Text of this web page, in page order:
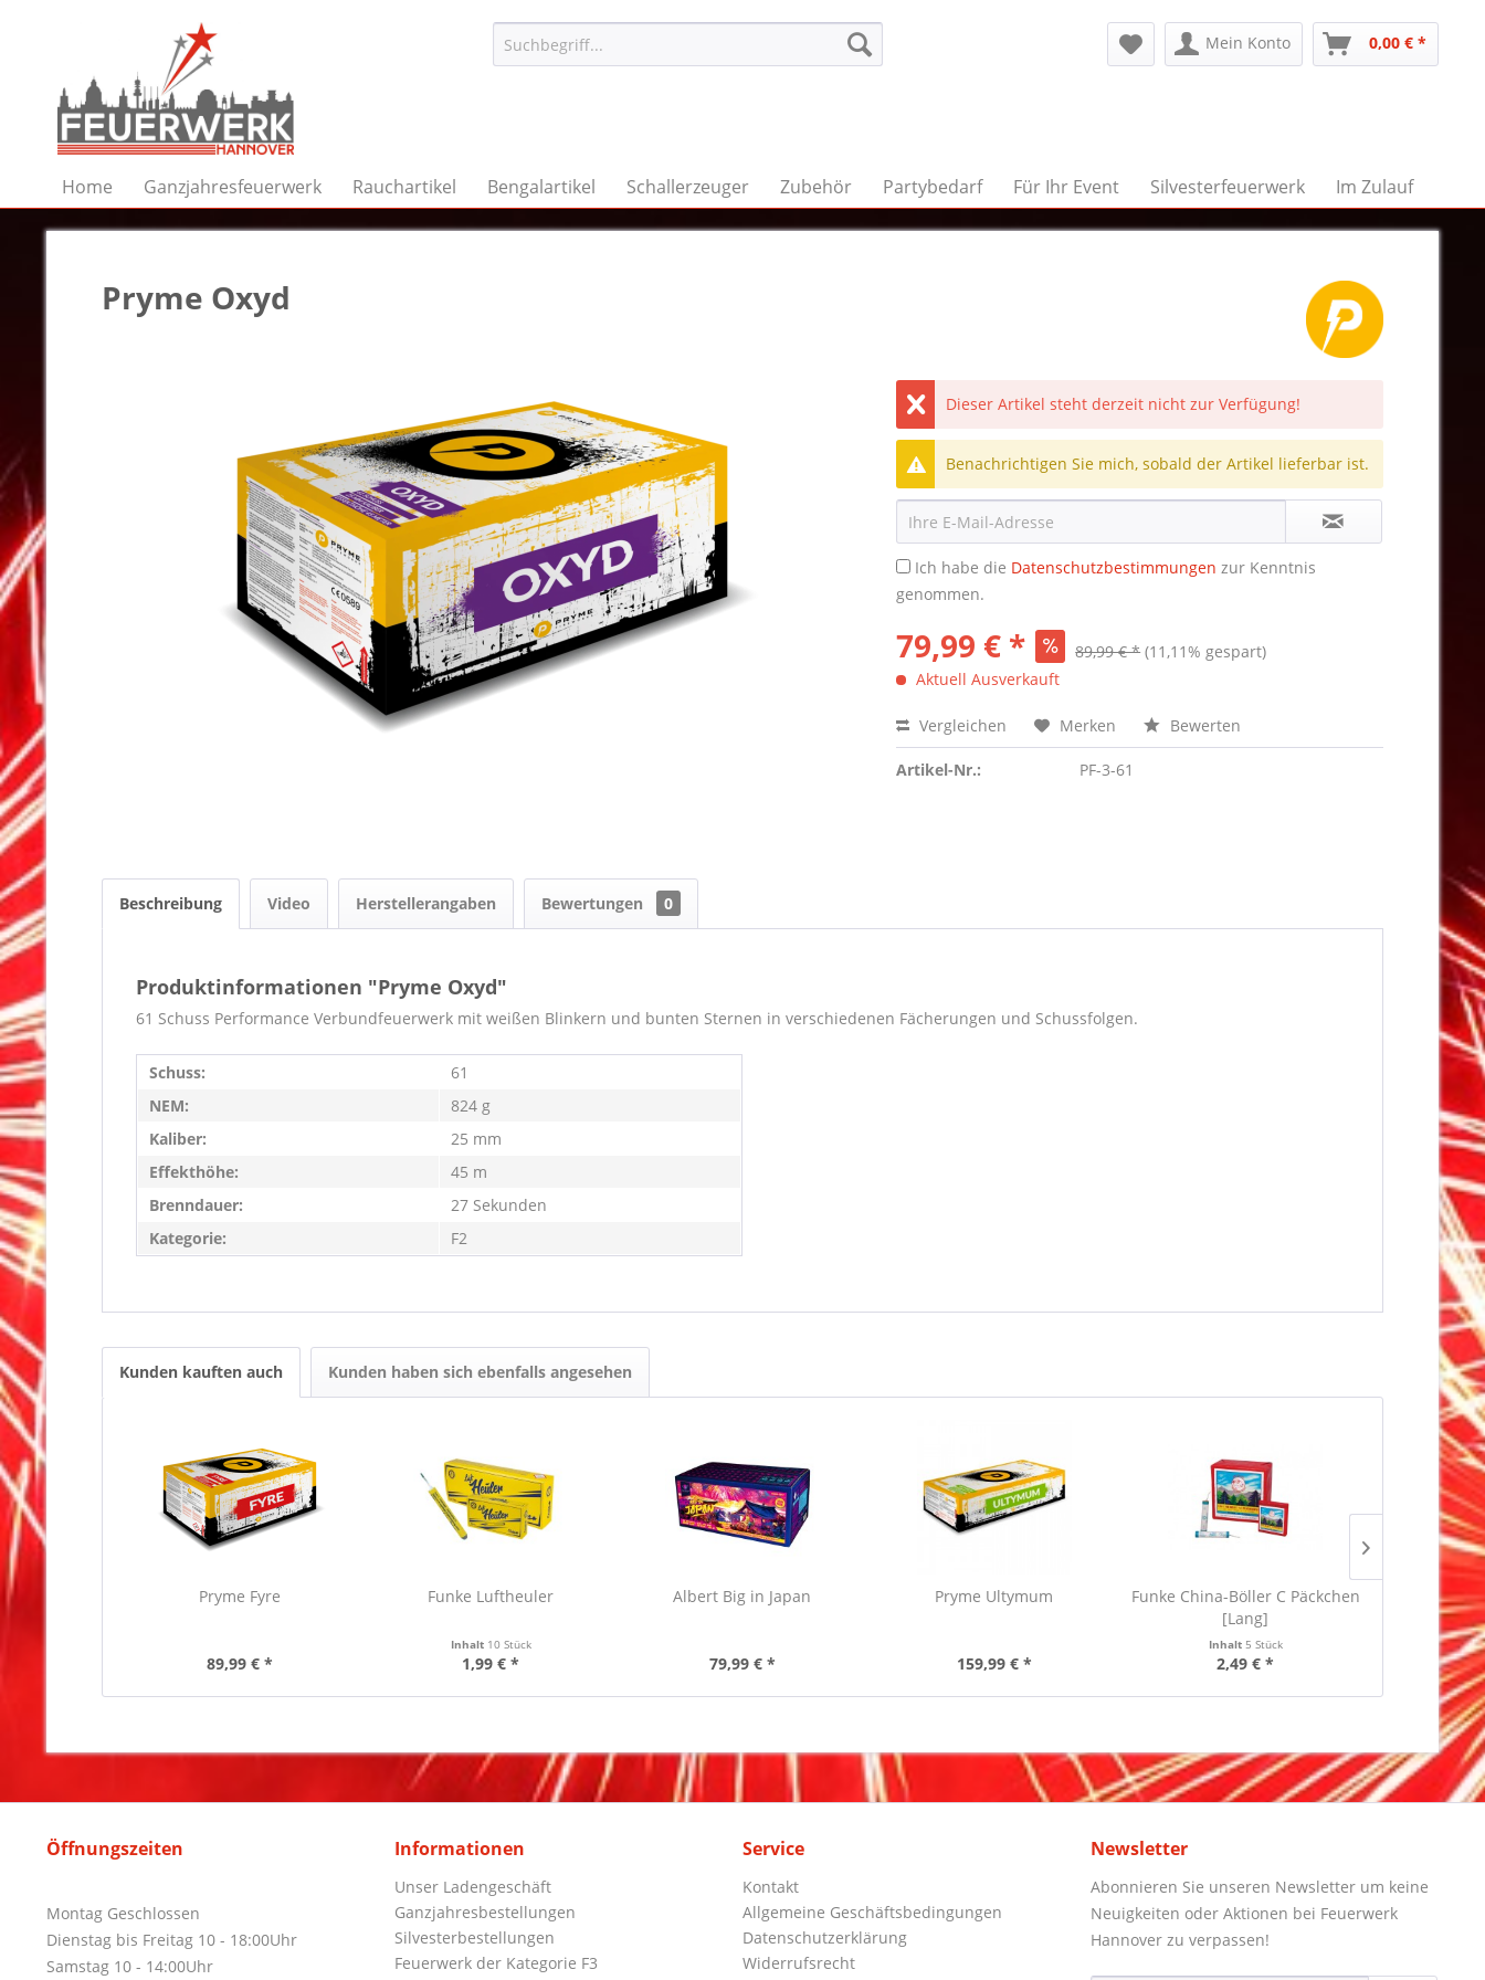
Mein Konto 0,00 € *
Home Ganzjahresfeuerwerk Rauchartikel Bengalartikel Schallerzeuger Zubehör Partybedarf Für Ihr Event Silvesterfeuerwerk Im Zulauf
Pryme Oxyd
Dieser Artikel steht derzeit nicht zur Verfügung!
Benachrichtigen Sie mich, sobald der Artikel lieferbar ist.
Ich habe die Datenschutzbestimmungen zur Kenntnis
genommen.
79,99 € * 89,99 € * (11,11% gespart)
Aktuell Ausverkauft
Vergleichen Merken Bewerten
Artikel-Nr.: PF-3-61
Beschreibung Video Herstellerangaben Bewertungen 0
Produktinformationen "Pryme Oxyd"
61 Schuss Performance Verbundfeuerwerk mit weißen Blinkern und bunten Sternen in verschiedenen Fächerungen und Schussfolgen.
Schuss:
61
NEM:
824 g
Kaliber:
25 mm
Effekthöhe:
45 m
Brenndauer:
27 Sekunden
Kategorie:
F2
Kunden kauften auch Kunden haben sich ebenfalls angesehen
Pryme Fyre
89,99 € *
Funke Luftheuler
Inhalt 10 Stück
1,99 € *
Albert Big in Japan
79,99 € *
Pryme Ultymum
159,99 € *
Funke China-Böller C Päckchen
[Lang]
Inhalt 5 Stück
2,49 € *
NICO
Öffnungszeiten
Montag Geschlossen
Dienstag bis Freitag 10 - 18:00Uhr
Samstag 10 - 14:00Uhr
Informationen
Unser Ladengeschäft
Ganzjahresbestellungen
Silvesterbestellungen
Feuerwerk der Kategorie F3
Service
Kontakt
Allgemeine Geschäftsbedingungen
Datenschutzerklärung
Widerrufsrecht
Newsletter
Abonnieren Sie unseren Newsletter um keine
Neuigkeiten oder Aktionen bei Feuerwerk
Hannover zu verpassen!